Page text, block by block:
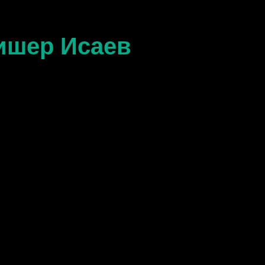
Исаев